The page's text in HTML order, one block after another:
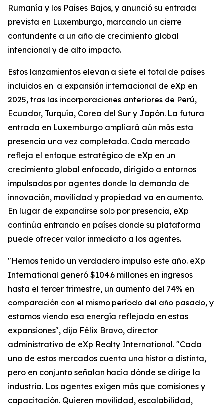
Rumanía y los Países Bajos, y anunció su entrada
prevista en Luxemburgo, marcando un cierre
contundente a un año de crecimiento global
intencional y de alto impacto.
Estos lanzamientos elevan a siete el total de países
incluidos en la expansión internacional de eXp en
2025, tras las incorporaciones anteriores de Perú,
Ecuador, Turquía, Corea del Sur y Japón. La futura
entrada en Luxemburgo ampliará aún más esta
presencia una vez completada. Cada mercado
refleja el enfoque estratégico de eXp en un
crecimiento global enfocado, dirigido a entornos
impulsados por agentes donde la demanda de
innovación, movilidad y propiedad va en aumento.
En lugar de expandirse solo por presencia, eXp
continúa entrando en países donde su plataforma
puede ofrecer valor inmediato a los agentes.
"Hemos tenido un verdadero impulso este año. eXp
International generó $104.6 millones en ingresos
hasta el tercer trimestre, un aumento del 74% en
comparación con el mismo período del año pasado, y
estamos viendo esa energía reflejada en estas
expansiones", dijo Félix Bravo, director
administrativo de eXp Realty International. "Cada
uno de estos mercados cuenta una historia distinta,
pero en conjunto señalan hacia dónde se dirige la
industria. Los agentes exigen más que comisiones y
capacitación. Quieren movilidad, escalabilidad,